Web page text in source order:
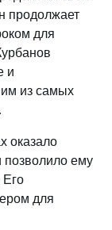
продолжает
для
и
из самых
оказало
позволило ему
Его
для